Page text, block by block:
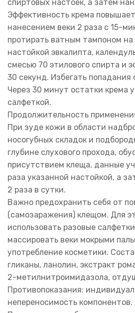
спиртовых настоек, а затем
Эффективность крема
нанесением веки 2 раза с 15-
протирать ватным тампоном
настойкой эвкалипта,
смесью 70 этилового спирта и
30 секунд. Избегать попадания
Через 30 минут остатки крема
салфеткой.
Продолжительность
При зуде кожи в области
носогубных складок и
глубине слухового прохода,
присутствием клеща, данные
раза указанной настойкой, а
2 раза в сутки.
Важно предохранить себя от
(самозаражения) клещом. Для
использовать разовые
массировать веки мокрыми
употребление косметики.
гликаны, ланолин, экстракт
2-метилнитроимидазола,
Противопоказания:
непереносимость компонентов.